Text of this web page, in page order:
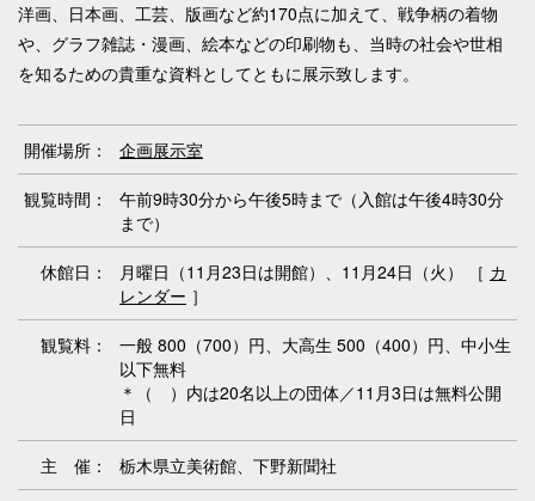
洋画、日本画、工芸、版画など約170点に加えて、戦争柄の着物
や、グラフ雑誌・漫画、絵本などの印刷物も、当時の社会や世相
を知るための貴重な資料としてともに展示致します。
開催場所： 企画展示室
観覧時間：
午前9時30分から午後5時まで（入館は午後4時30分
まで）
休館日： 月曜日（11月23日は開館）、11月24日（火） ［ カ
レンダー ］
観覧料：
一般 800（700）円、大高生 500（400）円、中小生
以下無料
＊（ ）内は20名以上の団体／11月3日は無料公開
日
主 催： 栃木県立美術館、下野新聞社